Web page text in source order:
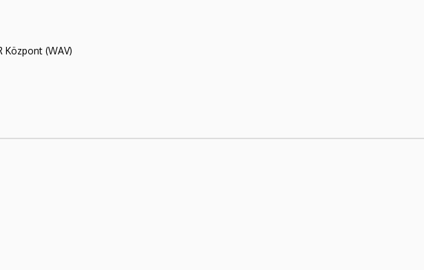
Központ (WAV)